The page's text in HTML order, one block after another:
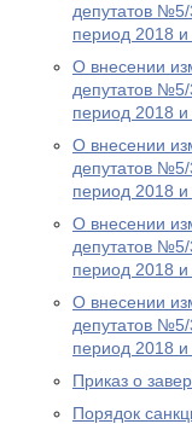
депутатов
период 2018 и
О внесении
депутатов
период 2018 и
О внесении
депутатов
период 2018 и
О внесении
депутатов
период 2018
О внесении
депутатов
период 2018 и
Приказ о
Порядок